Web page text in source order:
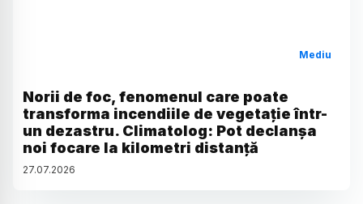
Mediu
Norii de foc, fenomenul care poate
transforma incendiile de vegetație într-
un dezastru. Climatolog: Pot declanșa
noi focare la kilometri distanță
27.07.2026